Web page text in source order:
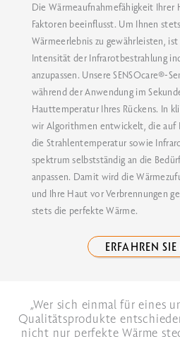
Die Wärmeaufnahmefähigkeit Ihrer
Faktoren beeinflusst. Um Ihnen
Wärmeerlebnis zu gewährleisten,
Intensität der Infrarotbestrahlung
anzupassen. Unsere SENSOcare®-
während der Anwendung im
Hauttemperatur Ihres Rückens. In
wir Algorithmen entwickelt, die auf
die Strahlentemperatur sowie
spektrum selbstständig an die
anpassen. Damit wird die
und Ihre Haut vor Verbrennungen
stets die perfekte Wärme.
ERFAHREN
„Wer sich einmal für eines
Qualitätsprodukte
nicht nur perfekte Wärme